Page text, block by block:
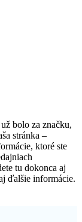
bolo za značku,
stránka –
ktoré ste
tu dokonca aj
ďalšie informácie.